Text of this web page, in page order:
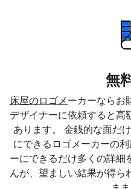
無
床屋のロゴメ ーカーならお
デザイナーに依頼すると高
あります。 金銭的な面だ
にできるロゴメーカーの
ーにできるだけ多くの詳細
んが、望ましい結果が得ら